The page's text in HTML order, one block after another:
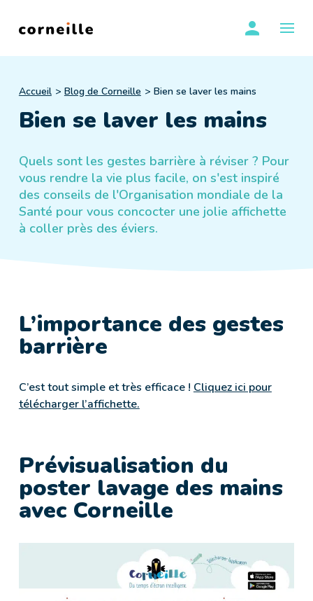
se
Accueil Blog de Corneille Bien se laver les mains
Bien se laver les mains
Quels sont les gestes barrière à réviser ? Pour
vous rendre la vie plus facile, on s'est inspiré
des conseils de l'Organisation mondiale de la
Santé pour vous concocter une jolie affichette
à coller près des éviers.
L’importance des gestes
barrière
C’est tout simple et très efficace ! Cliquez ici pour
télécharger l’affichette.
Prévisualisation du
poster lavage des mains
avec Corneille